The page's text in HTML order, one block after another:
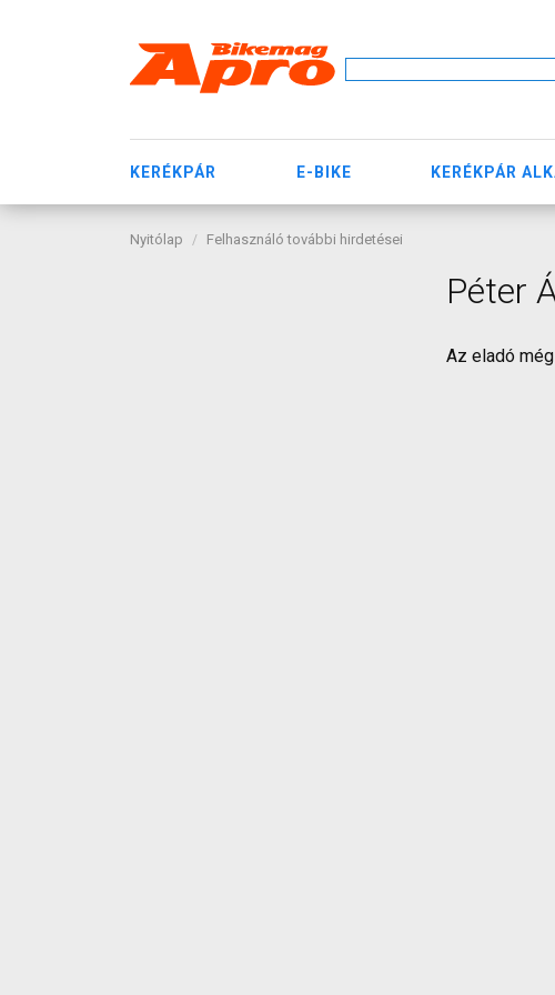
KERÉKPÁR E-BIKE KERÉKPÁR
Nyitólap Felhasználó további hirdetései
Péter
Az eladó